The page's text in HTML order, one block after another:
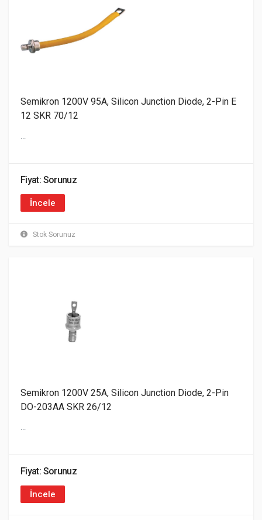
Stok Sorunuz
Semikron 1200V 95A, Silicon Junction Diode, 2-Pin E
12 SKR 70/12
...
Fiyat: Sorunuz
İncele
Semikron 1200V 25A, Silicon Junction Diode, 2-Pin
DO-203AA SKR 26/12
...
Fiyat: Sorunuz
İncele